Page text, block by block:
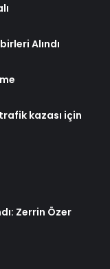
Alındı
trafik kazası için
Zerrin Özer